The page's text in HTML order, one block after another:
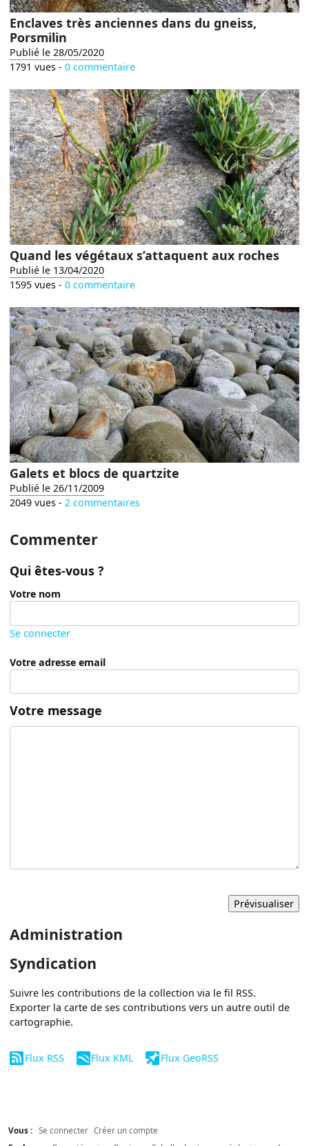
Enclaves très anciennes dans du gneiss,
Porsmilin
Publié le 28/05/2020
1791 vues -0 commentaire
Quand les végétaux s’attaquent aux roches
Publié le 13/04/2020
1595 vues -0 commentaire
Galets et blocs de quartzite
Publié le 26/11/2009
2049 vues -2 commentaires
Commenter
Qui êtes-vous ?
Votre nom
Se connecter
Votre adresse email
Votre message
Administration
Syndication
Suivre les contributions de la collection via le fil RSS.
Exporter la carte de ses contributions vers un autre outil de
cartographie.
Flux RSS Flux KML Flux GeoRSS
Vous : Se connecter Créer un compte